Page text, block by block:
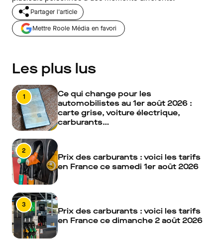
Partager l'article
Mettre Roole Média en favori
Les plus lus
1
Ce qui change pour les
automobilistes au 1er août 2026 :
carte grise, voiture électrique,
carburants…
2
Prix des carburants : voici les tarifs
en France ce samedi 1er août 2026
3
Prix des carburants : voici les tarifs
en France ce dimanche 2 août 2026